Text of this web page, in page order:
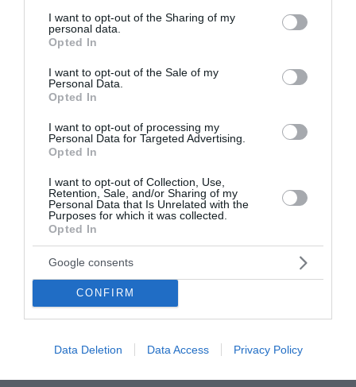
not limited to your visit or usage behaviour. You may click to
grant or deny consent to Google and its third-party tags to
use your data for below specified purposes in below Google
consent section.
I want to opt-out of the Sharing of my
personal data.
Opted In
I want to opt-out of the Sale of my
Personal Data.
Opted In
I want to opt-out of processing my
Personal Data for Targeted Advertising.
Opted In
I want to opt-out of Collection, Use,
Retention, Sale, and/or Sharing of my
Personal Data that Is Unrelated with the
Purposes for which it was collected.
Opted In
Google consents
CONFIRM
Data Deletion Data Access Privacy Policy
διαρκούν όσο ένα ηλιοβασίλεμα»
Απάντηση του ΠΑΣΟΚ στον Άκη Σκέρτσο για τα
εισόδημα και ανισότητες και αιχμές για τις
κυβερνητικές αναλύσεις.